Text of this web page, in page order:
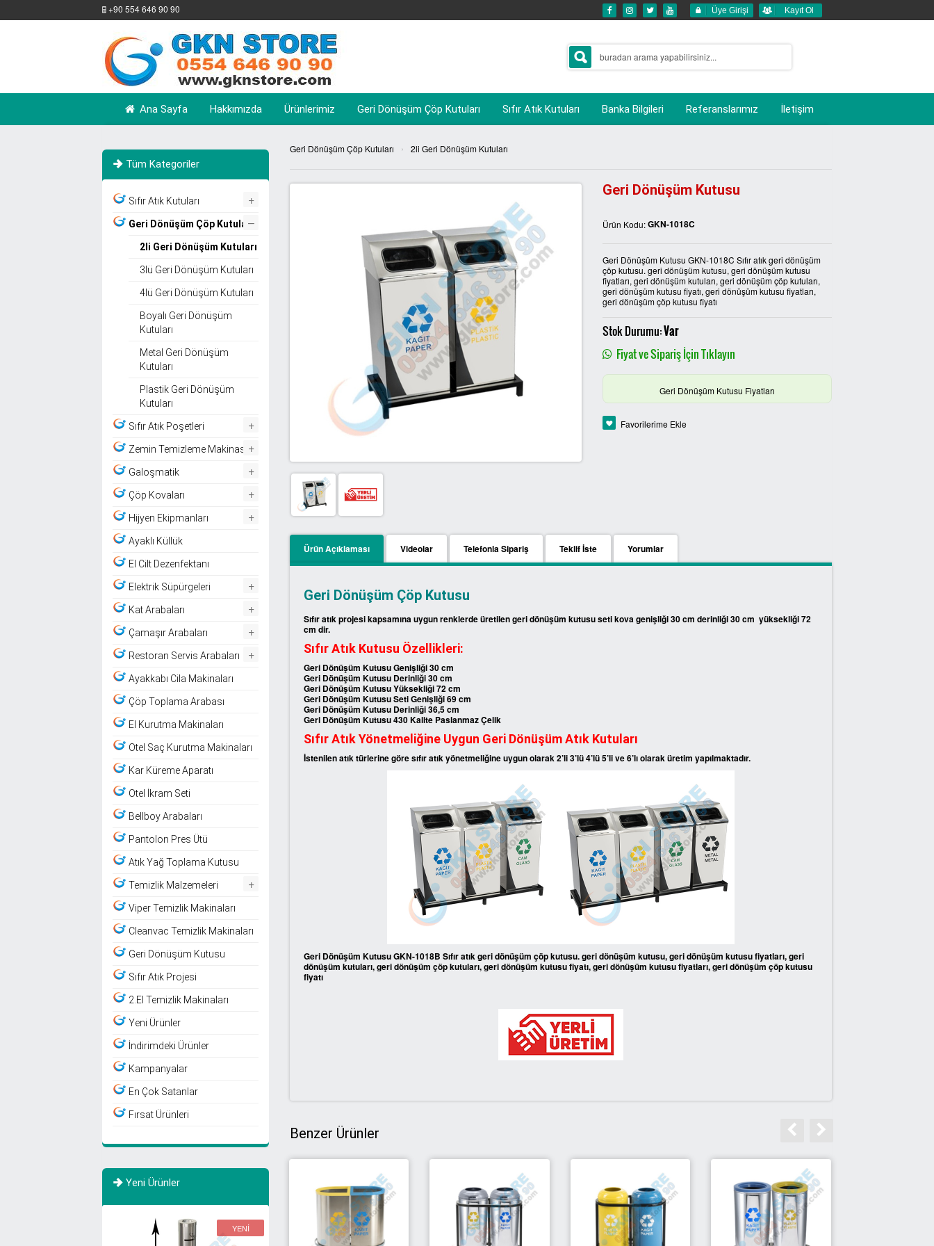
+90 554 646 90 90 Üye Girişi Kayıt Ol
Ana Sayfa Hakkımızda Ürünlerimiz Geri Dönüşüm Çöp Kutuları Sıfır Atık Kutuları Banka Bilgileri Referanslarımız İletişim
Geri Dönüşüm Çöp Kutuları › 2li Geri Dönüşüm Kutuları
Geri Dönüşüm Kutusu
Ürün Kodu:GKN-1018C
Geri Dönüşüm Kutusu GKN-1018C Sıfır atık geri dönüşüm
çöp kutusu. geri dönüşüm kutusu, geri dönüşüm kutusu
fiyatları, geri dönüşüm kutuları, geri dönüşüm çöp kutuları,
geri dönüşüm kutusu fiyatı, geri dönüşüm kutusu fiyatları,
geri dönüşüm çöp kutusu fiyatı
Stok Durumu:Var
Fiyat ve Sipariş İçin Tıklayın
Geri Dönüşüm Kutusu Fiyatları
Favorilerime Ekle
Ürün Açıklaması Videolar Telefonla Sipariş Teklif İste Yorumlar
Geri Dönüşüm Çöp Kutusu
Sıfır atık projesi kapsamına uygun renklerde üretilen geri dönüşüm kutusu seti kova genişliği 30 cm derinliği 30 cm yüksekliği 72
cm dir.
Sıfır Atık Kutusu Özellikleri:
Geri Dönüşüm Kutusu Genişliği 30 cm
Geri Dönüşüm Kutusu Derinliği 30 cm
Geri Dönüşüm Kutusu Yüksekliği 72 cm
Geri Dönüşüm Kutusu Seti Genişliği 69 cm
Geri Dönüşüm Kutusu Derinliği 36,5 cm
Geri Dönüşüm Kutusu 430 Kalite Paslanmaz Çelik
Sıfır Atık Yönetmeliğine Uygun Geri Dönüşüm Atık Kutuları
İstenilen atık türlerine göre sıfır atık yönetmeliğine uygun olarak 2’li 3’lü 4’lü 5’li ve 6’lı olarak üretim yapılmaktadır.
Geri Dönüşüm Kutusu GKN-1018B Sıfır atık geri dönüşüm çöp kutusu. geri dönüşüm kutusu, geri dönüşüm kutusu fiyatları, geri
dönüşüm kutuları, geri dönüşüm çöp kutuları, geri dönüşüm kutusu fiyatı, geri dönüşüm kutusu fiyatları, geri dönüşüm çöp kutusu
fiyatı
Benzer Ürünler
Tüm Kategoriler
Sıfır Atık Kutuları +
Geri Dönüşüm Çöp Kutuları
–
2li Geri Dönüşüm Kutuları
3lü Geri Dönüşüm Kutuları
4lü Geri Dönüşüm Kutuları
Boyalı Geri Dönüşüm
Kutuları
Metal Geri Dönüşüm
Kutuları
Plastik Geri Dönüşüm
Kutuları
Sıfır Atık Poşetleri +
Zemin Temizleme Makinası +
Galoşmatik +
Çöp Kovaları +
Hijyen Ekipmanları +
Ayaklı Küllük
El Cilt Dezenfektanı
Elektrik Süpürgeleri +
Kat Arabaları +
Çamaşır Arabaları +
Restoran Servis Arabaları +
Ayakkabı Cila Makinaları
Çöp Toplama Arabası
El Kurutma Makinaları
Otel Saç Kurutma Makinaları
Kar Küreme Aparatı
Otel İkram Seti
Bellboy Arabaları
Pantolon Pres Ütü
Atık Yağ Toplama Kutusu
Temizlik Malzemeleri +
Viper Temizlik Makinaları
Cleanvac Temizlik Makinaları
Geri Dönüşüm Kutusu
Sıfır Atık Projesi
2.El Temizlik Makinaları
Yeni Ürünler
İndirimdeki Ürünler
Kampanyalar
En Çok Satanlar
Fırsat Ürünleri
Yeni Ürünler
YENİ